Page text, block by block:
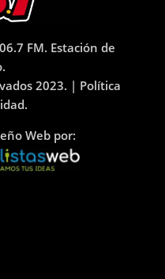
FM. Estación de
2023. | Política
Web por: